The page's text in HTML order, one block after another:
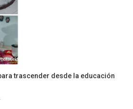
trascender desde la educación